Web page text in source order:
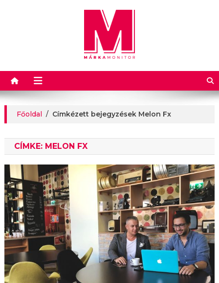
Márkamonitor
Főoldal / Címkézett bejegyzések Melon Fx
CÍMKE: MELON FX